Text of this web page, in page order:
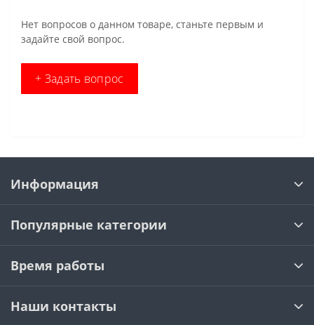
Нет вопросов о данном товаре, станьте первым и
задайте свой вопрос.
+ Задать вопрос
Информация
Популярные категории
Время работы
Наши контакты